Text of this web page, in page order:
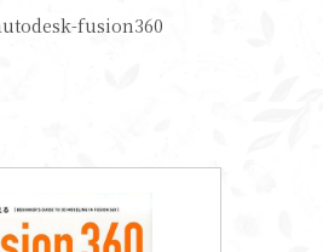
fusion360